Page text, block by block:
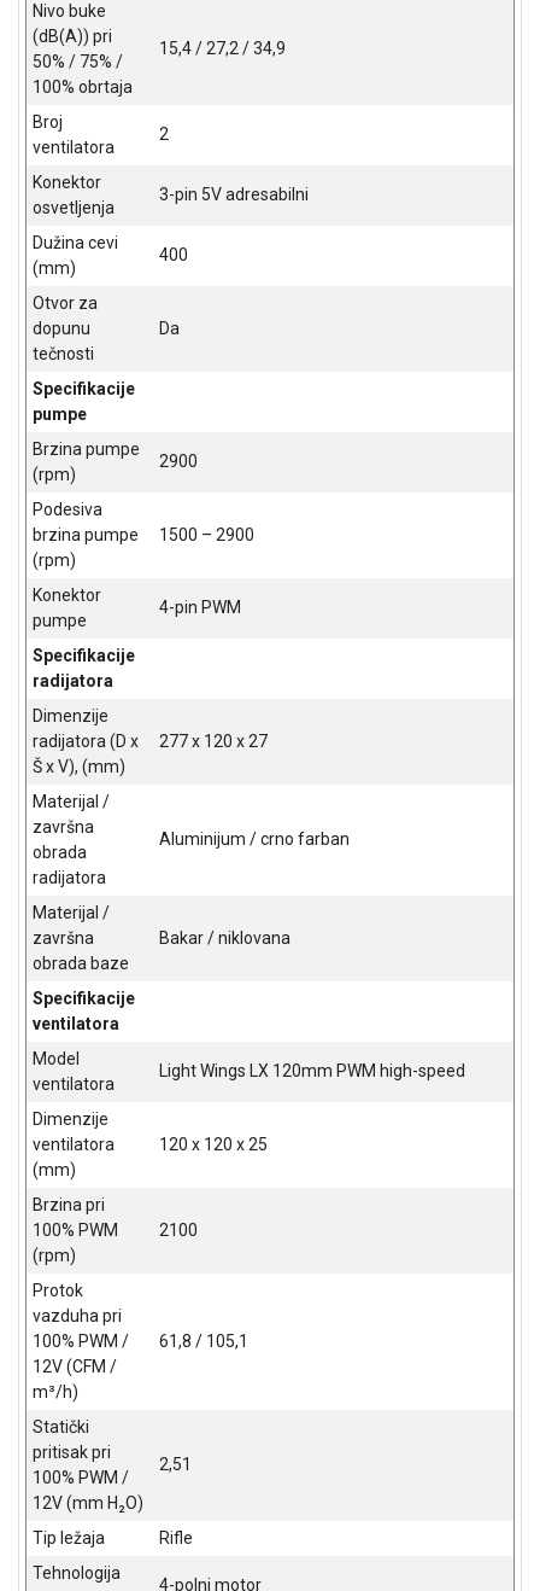
BAŠTA
OUTLET
KRIPTO
Nivo buke
(dB(A)) pri
50% / 75% /
100% obrtaja
15,4 / 27,2 / 34,9
Broj
ventilatora
2
Konektor
osvetljenja
3-pin 5V adresabilni
Dužina cevi
(mm)
400
Otvor za
dopunu
tečnosti
Da
Specifikacije
pumpe
Brzina pumpe
(rpm)
2900
Podesiva
brzina pumpe
(rpm)
1500 – 2900
Konektor
pumpe
4-pin PWM
Specifikacije
radijatora
Dimenzije
radijatora (D x
Š x V), (mm)
277 x 120 x 27
Materijal /
završna
obrada
radijatora
Aluminijum / crno farban
Materijal /
završna
obrada baze
Bakar / niklovana
Specifikacije
ventilatora
Model
ventilatora
Light Wings LX 120mm PWM high-speed
Dimenzije
ventilatora
(mm)
120 x 120 x 25
Brzina pri
100% PWM
(rpm)
2100
Protok
vazduha pri
100% PWM /
12V (CFM /
m³/h)
61,8 / 105,1
Statički
pritisak pri
100% PWM /
12V (mm H₂O)
2,51
Tip ležaja
Rifle
Tehnologija
4-polni motor